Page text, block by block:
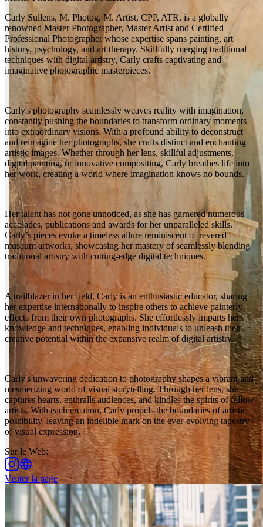
Carly Sullens, M. Photog, M. Artist, CPP, ATR, is a globally
renowned Master Photographer, Master Artist and Certified
Professional Photographer whose expertise spans painting, art
history, psychology, and art therapy. Skillfully merging traditional
techniques with digital artistry, Carly crafts captivating and
imaginative photographic masterpieces.
Carly's photography seamlessly weaves reality with imagination,
constantly pushing the boundaries to transform ordinary moments
into extraordinary visions. With a profound ability to deconstruct
and reimagine her photographs, she crafts distinct and enchanting
artistic images. Whether through her lens, skillful adjustments,
digital painting, or innovative compositing, Carly breathes life into
her work, creating a world where imagination knows no bounds.
Her talent has not gone unnoticed, as she has garnered numerous
accolades, publications and awards for her unparalleled skills.
Carly’s pieces evoke a timeless allure reminiscent of revered
museum artworks, showcasing her mastery of seamlessly blending
traditional artistry with cutting-edge digital techniques.
A trailblazer in her field, Carly is an enthusiastic educator, sharing
her expertise internationally to inspire others to achieve painterly
effects from their own photographs. She effortlessly imparts her
knowledge and techniques, enabling individuals to unleash their
creative potential within the expansive realm of digital artistry.
Carly's unwavering dedication to photography shapes a vibrant and
mesmerizing world of visual storytelling. Through her lens, she
captures hearts, enthralls audiences, and kindles the spirits of fellow
artists. With each creation, Carly propels the boundaries of artistic
possibility, leaving an indelible mark on the ever-evolving tapestry
of visual expression.
Sur le Web:
Visiter la page